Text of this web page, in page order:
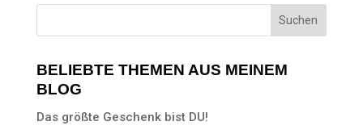
BELIEBTE THEMEN AUS MEINEM
BLOG
Das größte Geschenk bist DU!